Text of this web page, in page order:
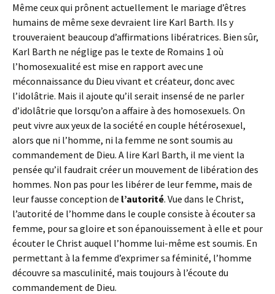
Même ceux qui prônent actuellement le mariage d’êtres
humains de même sexe devraient lire Karl Barth. Ils y
trouveraient beaucoup d’affirmations libératrices. Bien sûr,
Karl Barth ne néglige pas le texte de Romains 1 où
l’homosexualité est mise en rapport avec une
méconnaissance du Dieu vivant et créateur, donc avec
l’idolâtrie. Mais il ajoute qu’il serait insensé de ne parler
d’idolâtrie que lorsqu’on a affaire à des homosexuels. On
peut vivre aux yeux de la société en couple hétérosexuel,
alors que ni l’homme, ni la femme ne sont soumis au
commandement de Dieu. A lire Karl Barth, il me vient la
pensée qu’il faudrait créer un mouvement de libération des
hommes. Non pas pour les libérer de leur femme, mais de
leur fausse conception de l’autorité. Vue dans le Christ,
l’autorité de l’homme dans le couple consiste à écouter sa
femme, pour sa gloire et son épanouissement à elle et pour
écouter le Christ auquel l’homme lui-même est soumis. En
permettant à la femme d’exprimer sa féminité, l’homme
découvre sa masculinité, mais toujours à l’écoute du
commandement de Dieu.